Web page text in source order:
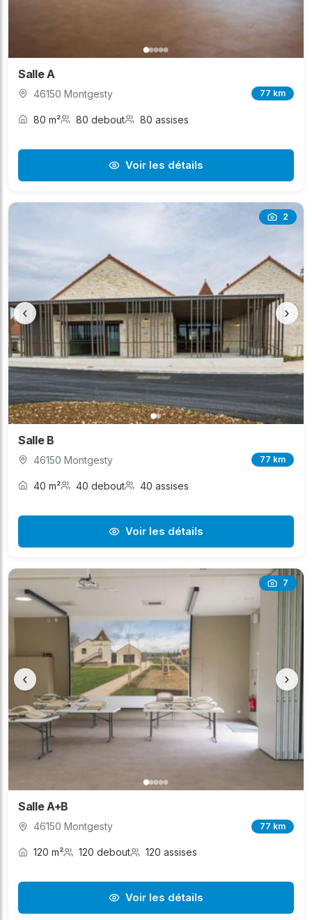
Salle A
46150 Montgesty 77 km
80 m² 80 debout 80 assises
Voir les détails
2
‹ ›
Salle B
46150 Montgesty 77 km
40 m² 40 debout 40 assises
Voir les détails
7
‹ ›
Salle A+B
46150 Montgesty 77 km
120 m² 120 debout 120 assises
Voir les détails